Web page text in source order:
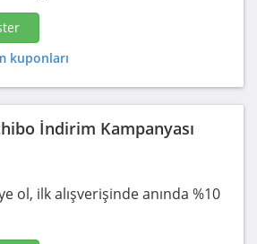
kuponları
İndirim Kampanyası
ol, ilk alışverişinde anında %10